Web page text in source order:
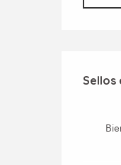
Sellos
Sellos